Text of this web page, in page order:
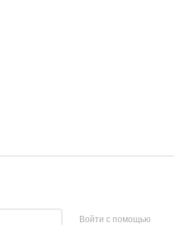
Войти с помощью